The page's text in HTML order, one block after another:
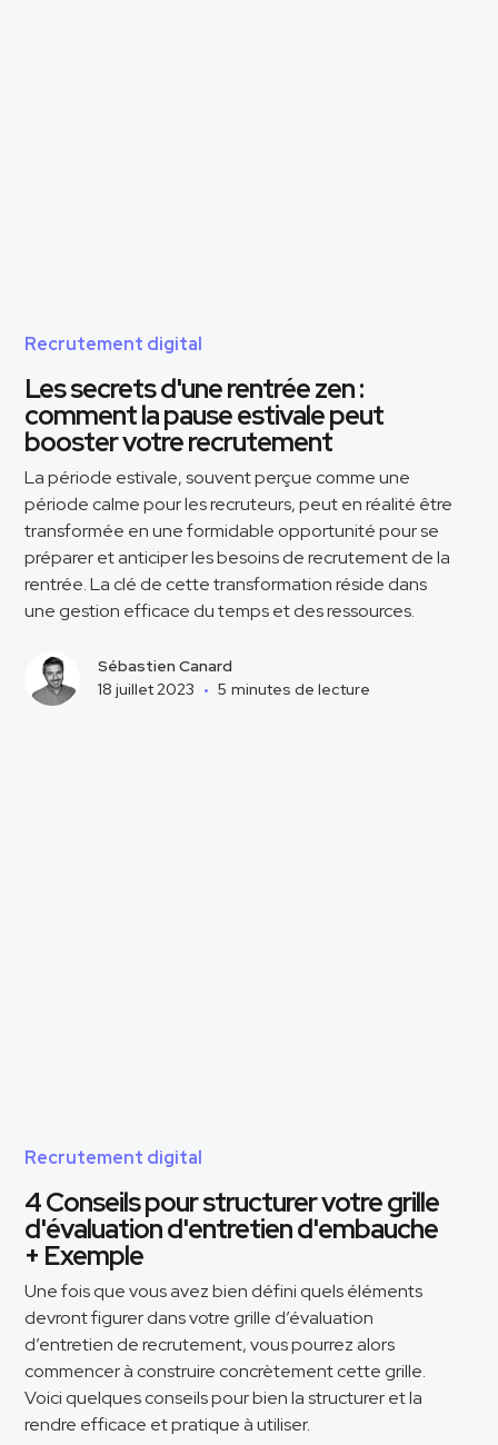
Recrutement digital
Les secrets d'une rentrée zen :
comment la pause estivale peut
booster votre recrutement
La période estivale, souvent perçue comme une
période calme pour les recruteurs, peut en réalité être
transformée en une formidable opportunité pour se
préparer et anticiper les besoins de recrutement de la
rentrée. La clé de cette transformation réside dans
une gestion efficace du temps et des ressources.
Sébastien Canard
18 juillet 2023 • 5 minutes de lecture
Recrutement digital
4 Conseils pour structurer votre grille
d'évaluation d'entretien d'embauche
+ Exemple
Une fois que vous avez bien défini quels éléments
devront figurer dans votre grille d’évaluation
d’entretien de recrutement, vous pourrez alors
commencer à construire concrètement cette grille.
Voici quelques conseils pour bien la structurer et la
rendre efficace et pratique à utiliser.